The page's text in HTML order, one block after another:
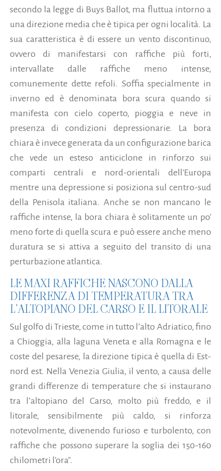
secondo la legge di Buys Ballot, ma fluttua intorno a
una direzione media che è tipica per ogni località. La
sua caratteristica è di essere un vento discontinuo,
ovvero di manifestarsi con raffiche più forti,
intervallate dalle raffiche meno intense,
comunemente dette refoli. Soffia specialmente in
inverno ed è denominata bora scura quando si
manifesta con cielo coperto, pioggia e neve in
presenza di condizioni depressionarie. La bora
chiara è invece generata da un configurazione barica
che vede un esteso anticiclone in rinforzo sui
comparti centrali e nord-orientali dell'Europa
mentre una depressione si posiziona sul centro-sud
della Penisola italiana. Anche se non mancano le
raffiche intense, la bora chiara è solitamente un po'
meno forte di quella scura e può essere anche meno
duratura se si attiva a seguito del transito di una
perturbazione atlantica.
LE MAXI RAFFICHE NASCONO DALLA
DIFFERENZA DI TEMPERATURA TRA
L’ALTOPIANO DEL CARSO E IL LITORALE
Sul golfo di Trieste, come in tutto l’alto Adriatico, fino
a Chioggia, alla laguna Veneta e alla Romagna e le
coste del pesarese, la direzione tipica è quella di Est-
nord est. Nella Venezia Giulia, il vento, a causa delle
grandi differenze di temperature che si instaurano
tra l’altopiano del Carso, molto più freddo, e il
litorale, sensibilmente più caldo, si rinforza
notevolmente, divenendo furioso e turbolento, con
raffiche che possono superare la soglia dei 150-160
chilometri l'ora".